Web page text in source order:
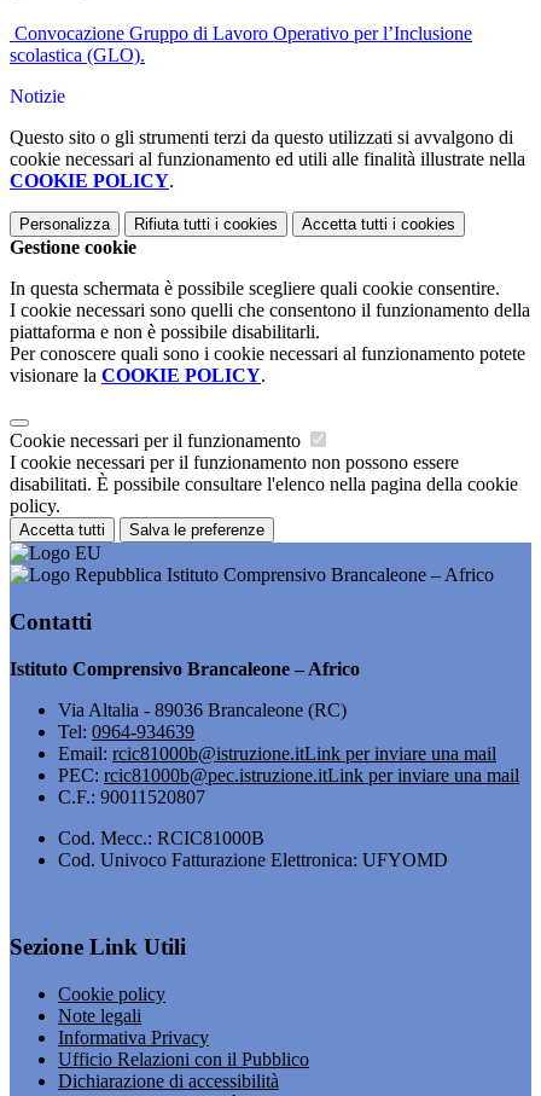
Convocazione Gruppo di Lavoro Operativo per l’Inclusione
scolastica (GLO).
Notizie
Questo sito o gli strumenti terzi da questo utilizzati si avvalgono di
cookie necessari al funzionamento ed utili alle finalità illustrate nella
COOKIE POLICY.
Personalizza Rifiuta tutti i cookies Accetta tutti i cookies
Gestione cookie
In questa schermata è possibile scegliere quali cookie consentire.
I cookie necessari sono quelli che consentono il funzionamento della
piattaforma e non è possibile disabilitarli.
Per conoscere quali sono i cookie necessari al funzionamento potete
visionare la COOKIE POLICY.
Cookie necessari per il funzionamento
I cookie necessari per il funzionamento non possono essere
disabilitati. È possibile consultare l'elenco nella pagina della cookie
policy.
Accetta tutti Salva le preferenze
Istituto Comprensivo Brancaleone – Africo
Contatti
Istituto Comprensivo Brancaleone – Africo
Via Altalia - 89036 Brancaleone (RC)
Tel: 0964-934639
Email: rcic81000b@istruzione.itLink per inviare una mail
PEC: rcic81000b@pec.istruzione.itLink per inviare una mail
C.F.: 90011520807
Cod. Mecc.: RCIC81000B
Cod. Univoco Fatturazione Elettronica: UFYOMD
Sezione Link Utili
Cookie policy
Note legali
Informativa Privacy
Ufficio Relazioni con il Pubblico
Dichiarazione di accessibilità